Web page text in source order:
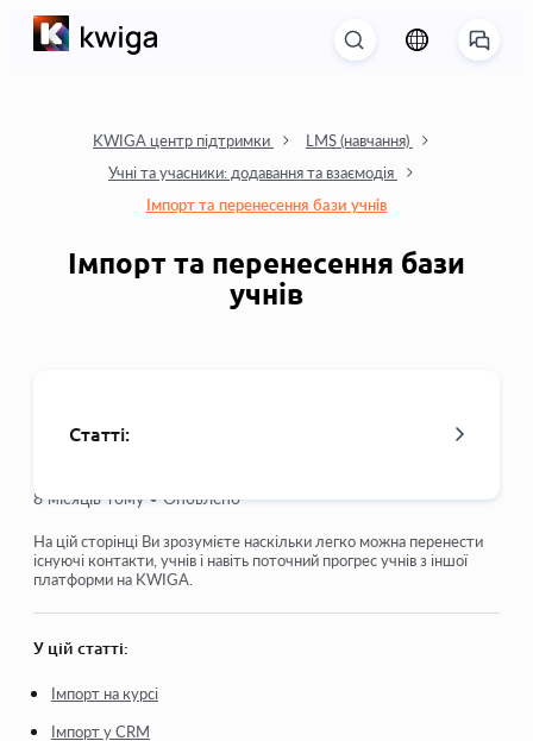
KWIGA центр підтримки
LMS (навчання)
Учні та учасники: додавання та взаємодія
Імпорт та перенесення бази учнів
Імпорт та перенесення бази
учнів
Статті:
Як відкрити учню доступ
Як увійти до кабінету учня
уроків
8 місяців тому • Оновлено
На цій сторінці Ви зрозумієте наскільки легко можна перенести
існуючі контакти, учнів і навіть поточний прогрес учнів з іншої
платформи на KWIGA.
У цій статті:
Імпорт на курсі
Імпорт у CRM